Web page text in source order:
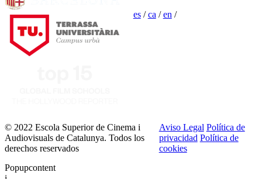
es/ca /en /
© 2022 Escola Superior de Cinema i
Audiovisuals de Catalunya. Todos los
derechos reservados
Aviso Legal Política de
privacidad Política de
cookies
Popupcontent